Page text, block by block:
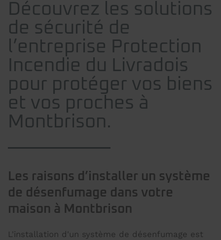
Découvrez les solutions
de sécurité de
l’entreprise Protection
Incendie du Livradois
pour protéger vos biens
et vos proches à
Montbrison.
Les raisons d’installer un système
de désenfumage dans votre
maison à Montbrison
L'installation d'un système de désenfumage est